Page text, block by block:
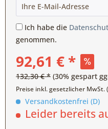
Ich habe die
genommen.
92,61 € *
132,30 € * (30% gespart
Preise inkl. gesetzlicher MwSt. (
Versandkostenfrei (D)
Leider bereits